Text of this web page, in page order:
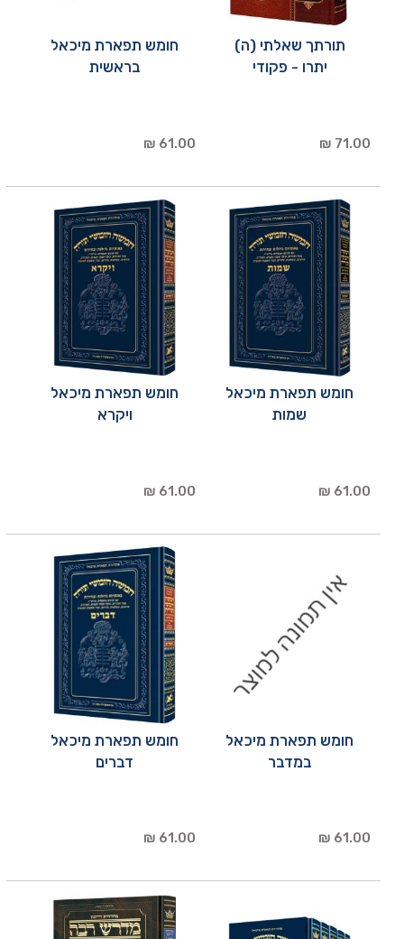
תורתך שאלתי (ה)
יתרו - פקודי
71.00 ₪
חומש תפארת מיכאל
בראשית
61.00 ₪
חומש תפארת מיכאל
שמות
61.00 ₪
חומש תפארת מיכאל
ויקרא
61.00 ₪
חומש תפארת מיכאל
במדבר
61.00 ₪
חומש תפארת מיכאל
דברים
61.00 ₪